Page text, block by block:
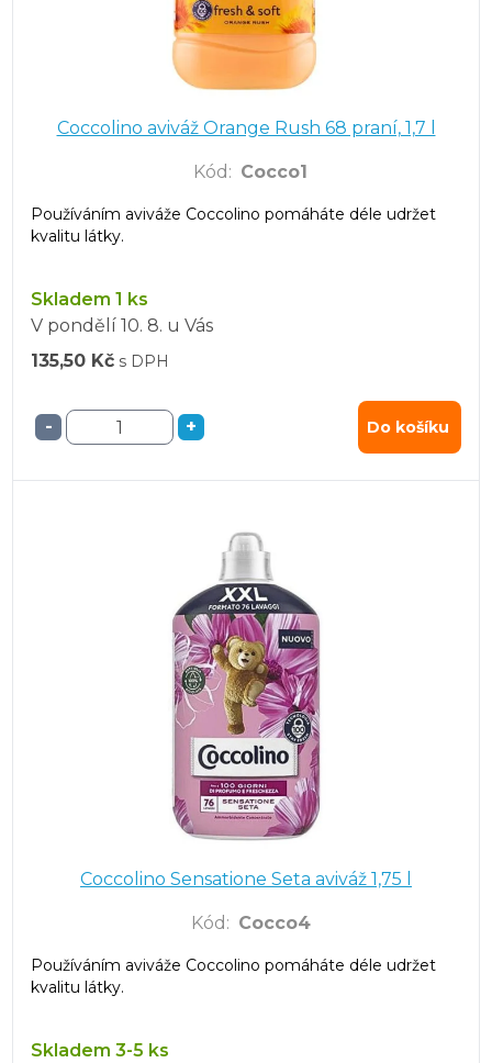
Coccolino aviváž Orange Rush 68 praní, 1,7 l
Kód : Cocco1
Používáním aviváže Coccolino pomáháte déle udržet
kvalitu látky.
Skladem 1 ks
V pondělí 10. 8. u Vás
135,50 Kč s DPH
- + Do košíku
Coccolino Sensatione Seta aviváž 1,75 l
Kód : Cocco4
Používáním aviváže Coccolino pomáháte déle udržet
kvalitu látky.
Skladem 3-5 ks